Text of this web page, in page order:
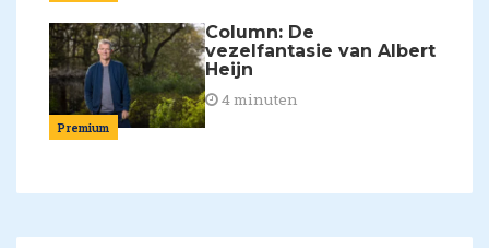
Premium
Column: De
vezelfantasie van Albert
Heijn
4 minuten